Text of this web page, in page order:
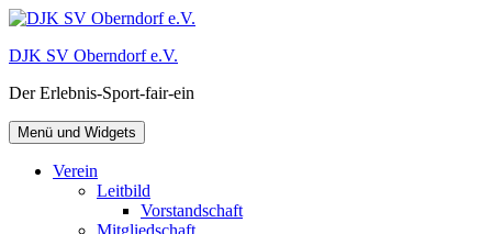
Zum
springen
DJK SV Oberndorf e.V.
Der Erlebnis-Sport-fair-ein
Menü und Widgets
Verein
Leitbild
Vorstandschaft
Mitgliedschaft